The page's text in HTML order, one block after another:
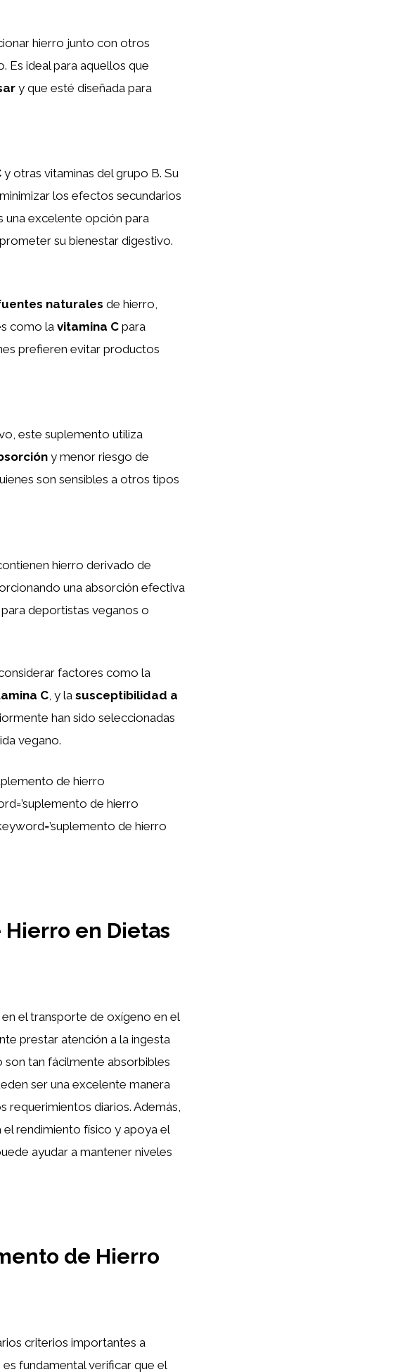
hierro junto con otros
Es ideal para aquellos que
y que esté diseñada para
y otras vitaminas del grupo B. Su
los efectos secundarios
una excelente opción para
su bienestar digestivo.
naturales de hierro,
como la vitamina C para
prefieren evitar productos
este suplemento utiliza
y menor riesgo de
son sensibles a otros tipos
hierro derivado de
una absorción efectiva
deportistas veganos o
factores como la
C, y la susceptibilidad a
han sido seleccionadas
vegano.
de hierro
de hierro
de hierro
en Dietas
en el transporte de oxígeno en el
prestar atención a la ingesta
son tan fácilmente absorbibles
ser una excelente manera
requerimientos diarios. Además,
el rendimiento físico y apoya el
ayudar a mantener niveles
de Hierro
criterios importantes a
fundamental verificar que el